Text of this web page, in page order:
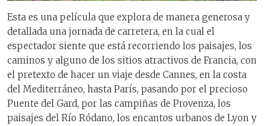
Esta es una película que explora de manera generosa y
detallada una jornada de carretera, en la cual el
espectador siente que está recorriendo los paisajes, los
caminos y alguno de los sitios atractivos de Francia, con
el pretexto de hacer un viaje desde Cannes, en la costa
del Mediterráneo, hasta París, pasando por el precioso
Puente del Gard, por las campiñas de Provenza, los
paisajes del Río Ródano, los encantos urbanos de Lyon y